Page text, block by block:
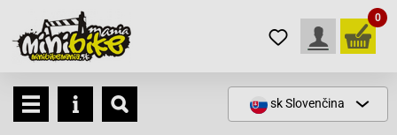
0
skSlovenčina